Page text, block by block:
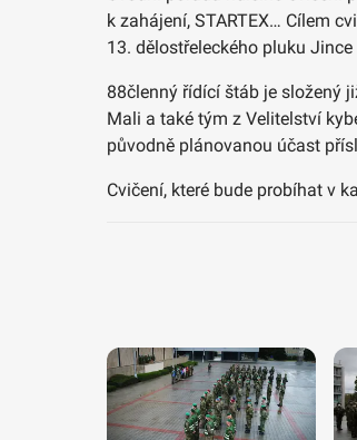
k zahájení, STARTEX… Cílem
13. dělostřeleckého pluku
88členný řídící štáb je složený
Mali a také tým z Velitelství
původně plánovanou účast
Cvičení, které bude probíhat v